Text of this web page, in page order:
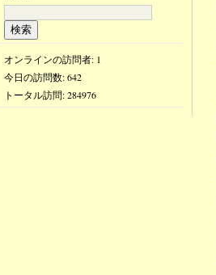
オンラインの訪問者: 1
今日の訪問数:642
トータル訪問:284976